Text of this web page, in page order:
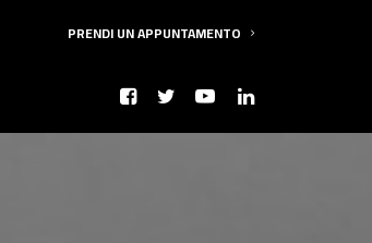
PRENDI UN APPUNTAMENTO